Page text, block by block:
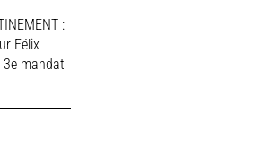
:
Félix
3e mandat